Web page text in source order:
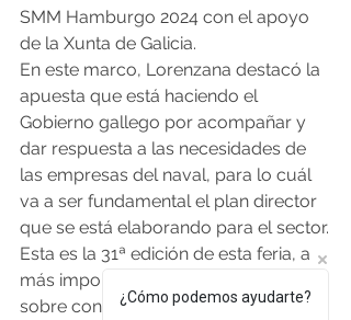
SMM Hamburgo 2024 con el apoyo
de la Xunta de Galicia.
En este marco, Lorenzana destacó la
apuesta que está haciendo el
Gobierno gallego por acompañar y
dar respuesta a las necesidades de
las empresas del naval, para lo cuál
va a ser fundamental el plan director
que se está elaborando para el sector.
Esta es la 31ª edición de esta feria, a
más importante a nivel internacional
sobre construcción naval, maquinaria
¿Cómo podemos ayudarte?